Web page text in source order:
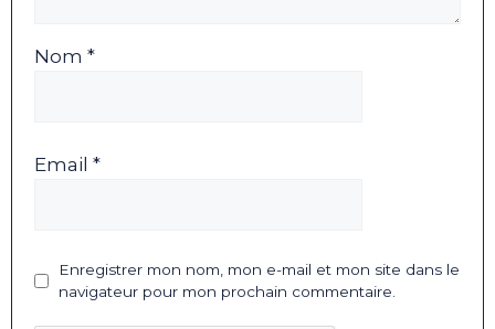
Nom *
Email *
Enregistrer mon nom, mon e-mail et mon site dans le
navigateur pour mon prochain commentaire.